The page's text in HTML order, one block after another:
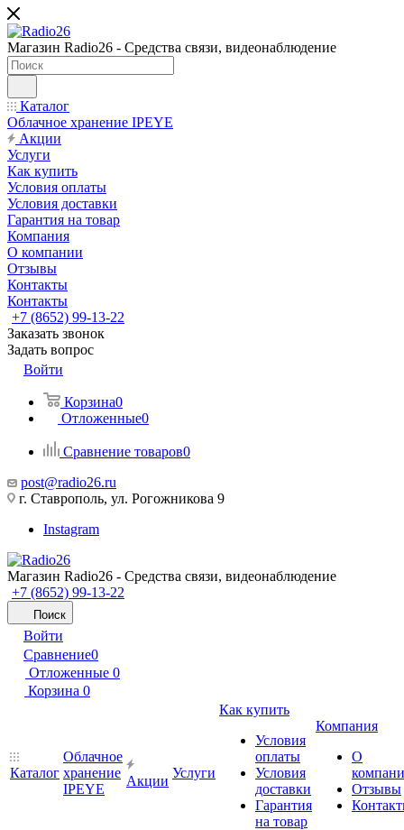
Магазин Radio26 - Средства связи, видеонаблюдение
Каталог
Облачное хранение IPEYE
Акции
Услуги
Как купить
Условия оплаты
Условия доставки
Гарантия на товар
Компания
О компании
Отзывы
Контакты
Контакты
+7 (8652) 99-13-22
Заказать звонок
Задать вопрос
Войти
Корзина0
Отложенные0
Сравнение товаров0
post@radio26.ru
г. Ставрополь, ул. Рогожникова 9
Instagram
Магазин Radio26 - Средства связи, видеонаблюдение
+7 (8652) 99-13-22
Поиск
Войти
Сравнение0
Отложенные 0
Корзина 0
Каталог
Облачное
хранение
IPEYE
Акции
Услуги
Как купить
Условия
оплаты
Условия
доставки
Гарантия
на товар
Компания
О
Отзывы